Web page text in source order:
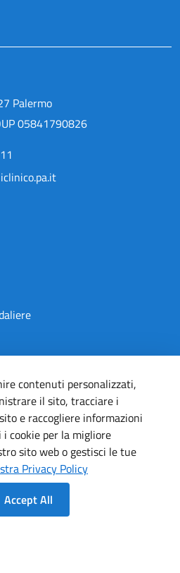
Palermo
05841790826
contenuti personalizzati,
il sito, tracciare i
e raccogliere informazioni
cookie per la migliore
sito web o gestisci le tue
Privacy Policy
Accept All